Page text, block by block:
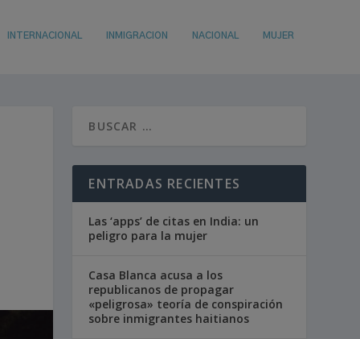
INTERNACIONAL INMIGRACION NACIONAL MUJER
ENTRADAS RECIENTES
Las ‘apps’ de citas en India: un
peligro para la mujer
Casa Blanca acusa a los
republicanos de propagar
«peligrosa» teoría de conspiración
sobre inmigrantes haitianos